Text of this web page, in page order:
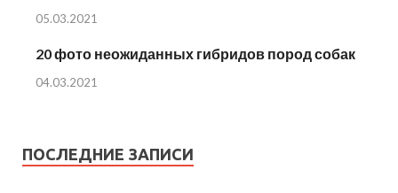
05.03.2021
20 фото неожиданных гибридов пород собак
04.03.2021
ПОСЛЕДНИЕ ЗАПИСИ